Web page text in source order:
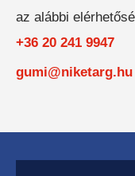
az alábbi
+36 20 241 9947
gumi@niketarg.hu